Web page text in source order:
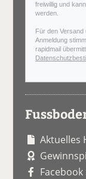
freiwillig und
werden.
Für den
Anmeldung
rapidmail
Aktuelles
Facebook